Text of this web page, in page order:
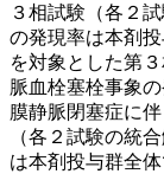
３相試験（各２
の発現率は本剤
を対象とした第
脈血栓塞栓事象
膜静脈閉塞症に
（各２試験の統
は本剤投与群全